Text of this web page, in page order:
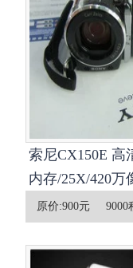
索尼CX150E 高
内存/25X/420万
原价:900元 9000